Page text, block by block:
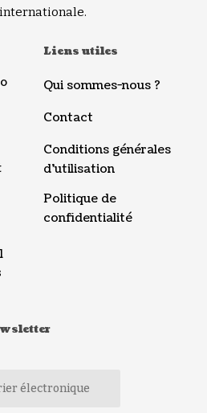
Liens utiles
Qui sommes-nous ?
Contact
Conditions générales
d’utilisation
Politique de
confidentialité